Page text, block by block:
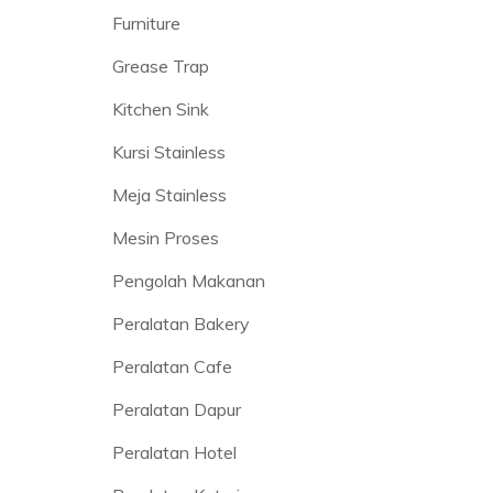
Furniture
Grease Trap
Kitchen Sink
Kursi Stainless
Meja Stainless
Mesin Proses
Pengolah Makanan
Peralatan Bakery
Peralatan Cafe
Peralatan Dapur
Peralatan Hotel